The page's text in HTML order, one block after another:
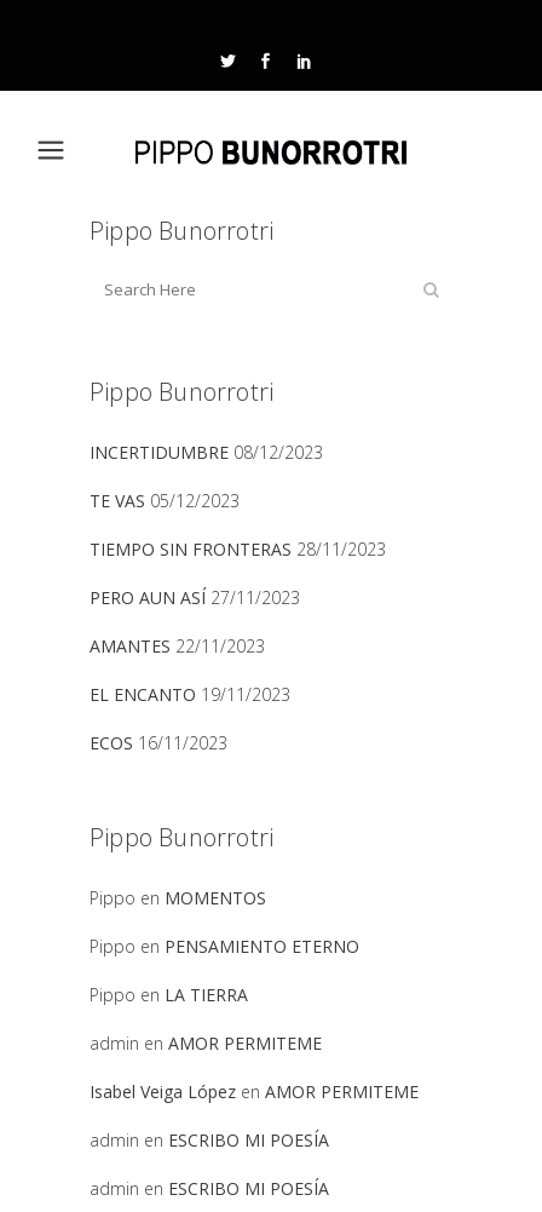
Pippo Bunorrotri
Pippo Bunorrotri
INCERTIDUMBRE 08/12/2023
TE VAS 05/12/2023
TIEMPO SIN FRONTERAS 28/11/2023
PERO AUN ASÍ 27/11/2023
AMANTES 22/11/2023
EL ENCANTO 19/11/2023
ECOS 16/11/2023
Pippo Bunorrotri
Pippo en MOMENTOS
Pippo en PENSAMIENTO ETERNO
Pippo en LA TIERRA
admin en AMOR PERMITEME
Isabel Veiga López en AMOR PERMITEME
admin en ESCRIBO MI POESÍA
admin en ESCRIBO MI POESÍA